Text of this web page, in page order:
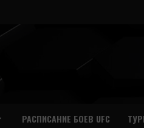
РАСПИСАНИЕ БОЕВ UFC